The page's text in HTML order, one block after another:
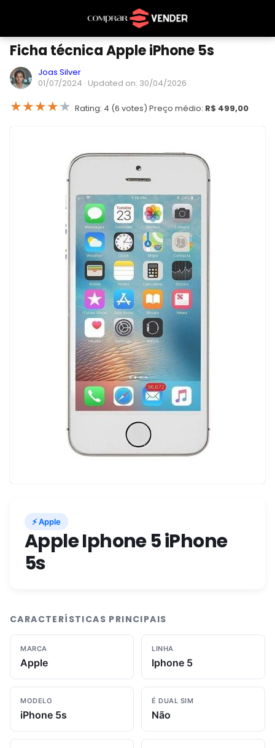
Ficha técnica Apple iPhone 5s
Joas Silver
01/07/2024 · Updated on: 30/04/2026
★★★★★ Rating: 4 (6 votes) Preço médio: R$ 499,00
⚡ Apple
Apple Iphone 5 iPhone
5s
CARACTERÍSTICAS PRINCIPAIS
MARCA
Apple
LINHA
Iphone 5
MODELO
iPhone 5s
É DUAL SIM
Não